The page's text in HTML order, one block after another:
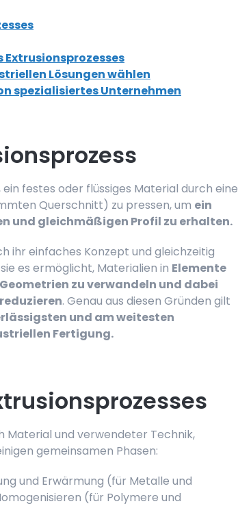
Lösungen wählen
spezialisiertes Unternehmen
festes oder flüssiges Material durch eine
Querschnitt) zu pressen, um ein
und gleichmäßigen Profil zu erhalten.
ihr einfaches Konzept und gleichzeitig
es ermöglicht, Materialien in Elemente
zu verwandeln und dabei
. Genau aus diesen Gründen gilt
und am weitesten
Fertigung.
Material und verwendeter Technik,
gemeinsamen Phasen:
und Erwärmung (für Metalle und
(für Polymere und